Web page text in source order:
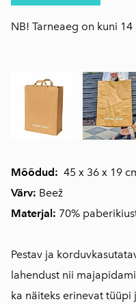
Mõõdud: 45 x 36 x 19
Värv: Beež
Materjal: 70%
Pestav ja
lahendust nii
ka näiteks erinevat
NB! Tarneaeg on kuni 14